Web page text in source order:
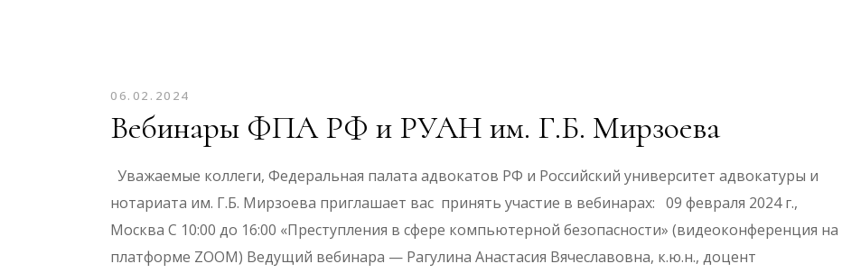
06.02.2024
Вебинары ФПА РФ и РУАН им. Г.Б. Мирзоева
Уважаемые коллеги, Федеральная палата адвокатов РФ и Российский университет адвокатуры и
нотариата им. Г.Б. Мирзоева приглашает вас принять участие в вебинарах: 09 февраля 2024 г.,
Москва С 10:00 до 16:00 «Преступления в сфере компьютерной безопасности» (видеоконференция на
платформе ZOOM) Ведущий вебинара — Рагулина Анастасия Вячеславовна, к.ю.н., доцент